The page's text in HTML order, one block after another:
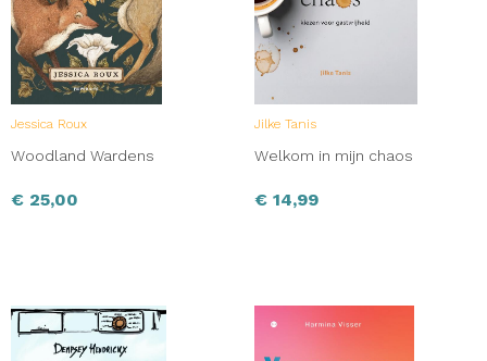
Jessica Roux
Woodland Wardens
€ 25,00
Jilke Tanis
Welkom in mijn chaos
€ 14,99